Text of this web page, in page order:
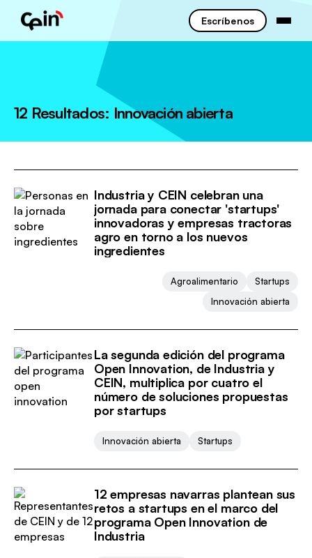
Escríbenos
12 Resultados: Innovación abierta
Industria y CEIN celebran una
jornada para conectar 'startups'
innovadoras y empresas tractoras
agro en torno a los nuevos
ingredientes
Agroalimentario
Startups
Innovación abierta
La segunda edición del programa
Open Innovation, de Industria y
CEIN, multiplica por cuatro el
número de soluciones propuestas
por startups
Innovación abierta Startups
12 empresas navarras plantean sus
retos a startups en el marco del
programa Open Innovation de
Industria